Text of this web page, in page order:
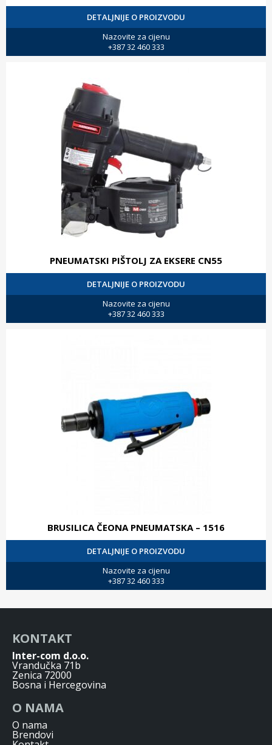
DETALJNIJE O PROIZVODU
Nazovite za cijenu
+387 32 460 333
PNEUMATSKI PIŠTOLJ ZA EKSERE CN55
DETALJNIJE O PROIZVODU
Nazovite za cijenu
+387 32 460 333
BRUSILICA ČEONA PNEUMATSKA – 1516
DETALJNIJE O PROIZVODU
Nazovite za cijenu
+387 32 460 333
KONTAKT
Inter-com d.o.o.
Vrandučka 71b
Zenica 72000
Bosna i Hercegovina
O NAMA
O nama
Brendovi